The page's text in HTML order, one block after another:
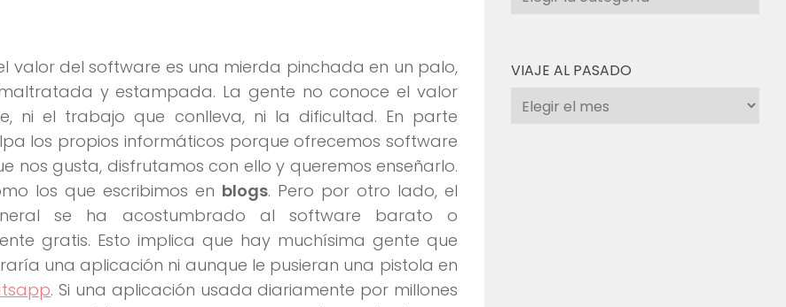
valor del software es una mierda pinchada en un palo,
y estampada. La gente no conoce el valor
ni el trabajo que conlleva, ni la dificultad. En parte
los propios informáticos porque ofrecemos software
nos gusta, disfrutamos con ello y queremos enseñarlo.
los que escribimos en blogs. Pero por otro lado, el
se ha acostumbrado al software barato o
gratis. Esto implica que hay muchísima gente que
una aplicación ni aunque le pusieran una pistola en
. Si una aplicación usada diariamente por millones
agrupadas
VIAJE AL PASADO
Viaje